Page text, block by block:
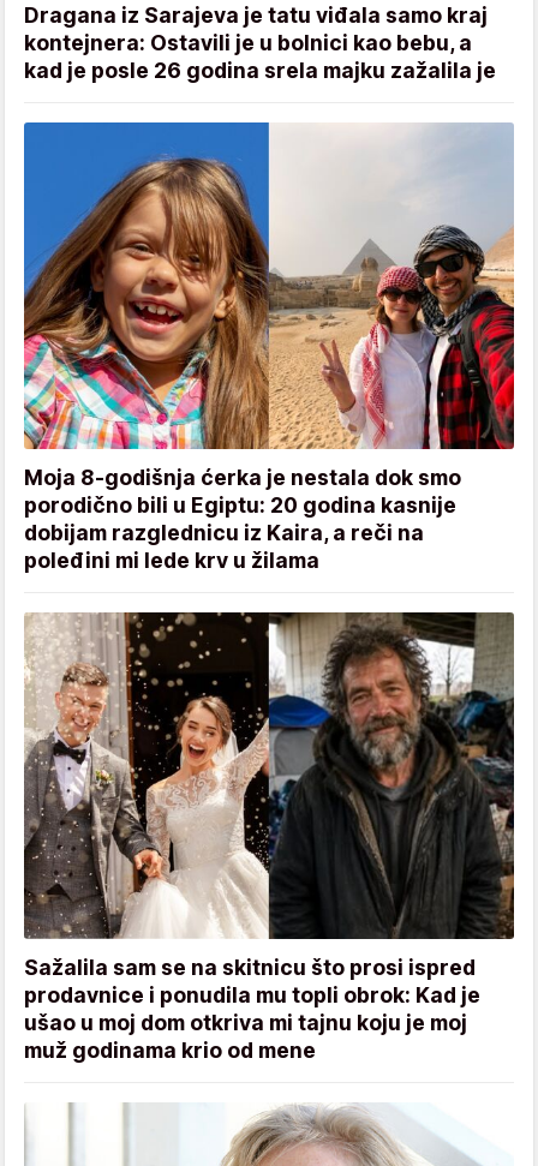
Dragana iz Sarajeva je tatu viđala samo kraj
kontejnera: Ostavili je u bolnici kao bebu, a
kad je posle 26 godina srela majku zažalila je
Moja 8-godišnja ćerka je nestala dok smo
porodično bili u Egiptu: 20 godina kasnije
dobijam razglednicu iz Kaira, a reči na
poleđini mi lede krv u žilama
Sažalila sam se na skitnicu što prosi ispred
prodavnice i ponudila mu topli obrok: Kad je
ušao u moj dom otkriva mi tajnu koju je moj
muž godinama krio od mene